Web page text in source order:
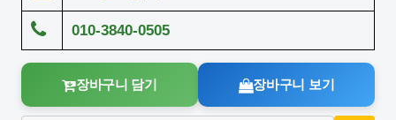
010-3840-0505
장바구니 담기 장바구니 보기